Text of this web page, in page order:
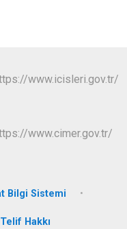
Bilgi Sistemi
Hakkı